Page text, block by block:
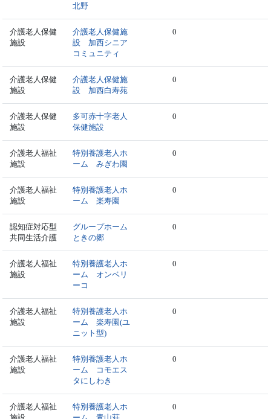
北野
介護老人保健
施設
介護老人保健施
設 加西シニア
コミュニティ
0
介護老人保健
施設
介護老人保健施
設 加西白寿苑
0
介護老人保健
施設
多可赤十字老人
保健施設
0
介護老人福祉
施設
特別養護老人ホ
ーム みぎわ園
0
介護老人福祉
施設
特別養護老人ホ
ーム 楽寿園
0
認知症対応型
共同生活介護
グループホーム
ときの郷
0
介護老人福祉
施設
特別養護老人ホ
ーム オンベリ
ーコ
0
介護老人福祉
施設
特別養護老人ホ
ーム 楽寿園(ユ
ニット型)
0
介護老人福祉
施設
特別養護老人ホ
ーム コモエス
タにしわき
0
介護老人福祉
特別養護老人ホ
0